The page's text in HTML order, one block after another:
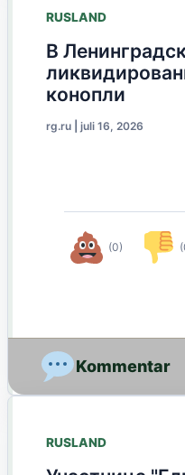
RUSLAND
В
конопли
rg.ru juli 16, 2026
(0)
RUSLAND